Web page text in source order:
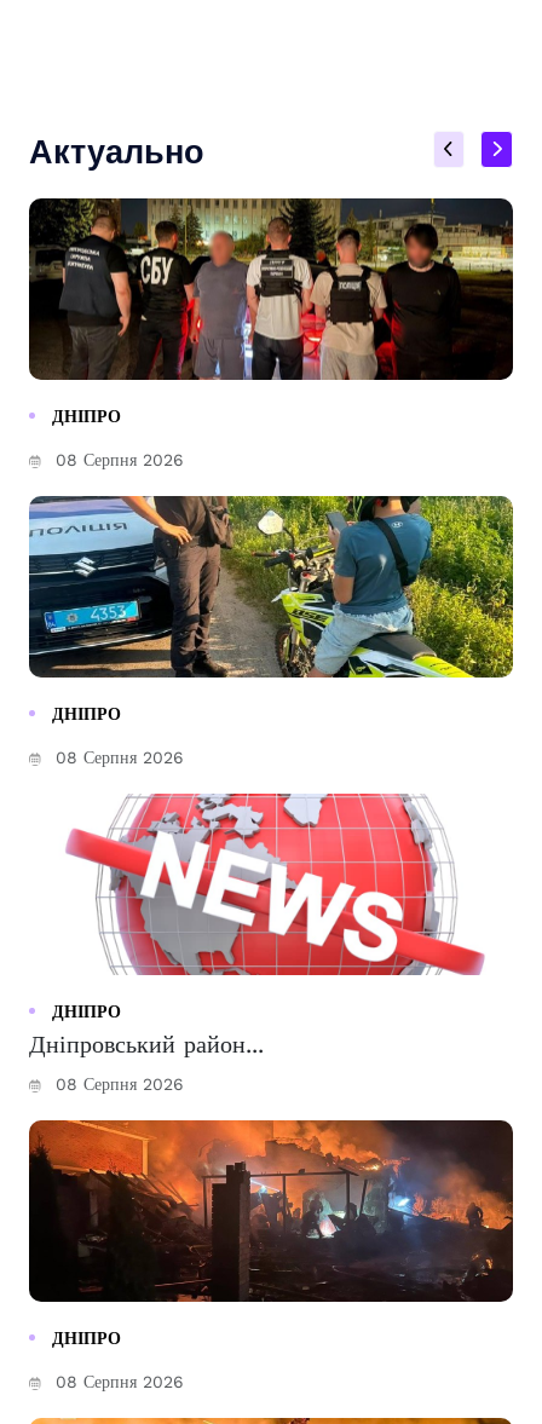
Актуально
ДНІПРО
08 Серпня 2026
ДНІПРО
08 Серпня 2026
ДНІПРО
Дніпровський район...
08 Серпня 2026
ДНІПРО
08 Серпня 2026